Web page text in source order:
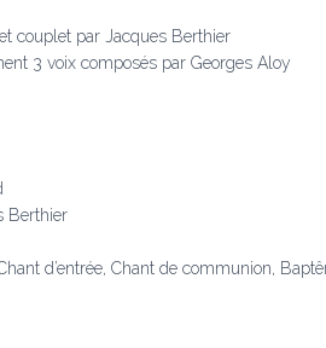
couplet par Jacques Berthier
3 voix composés par Georges Aloy
Berthier
d’entrée, Chant de communion,